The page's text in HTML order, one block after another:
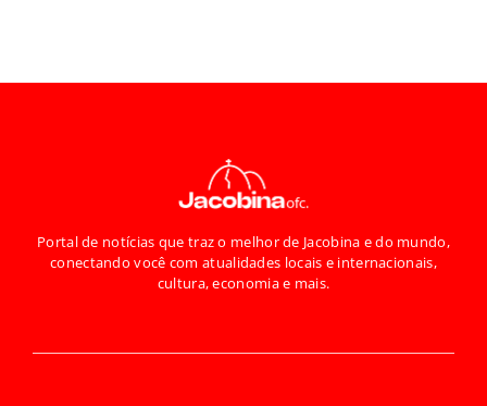
Portal de notícias que traz o melhor de Jacobina e do mundo,
conectando você com atualidades locais e internacionais,
cultura, economia e mais.